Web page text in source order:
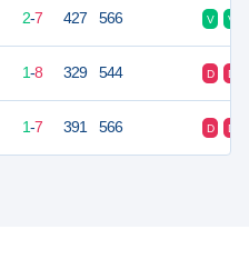
2-7 427 566 V V
1-8 329 544 D D
1-7 391 566 D D